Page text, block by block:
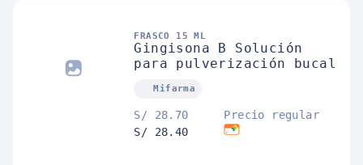
FRASCO 15 ML
Gingisona B Solución
para pulverización bucal
Mifarma
S/ 28.70
Precio regular
S/ 28.40